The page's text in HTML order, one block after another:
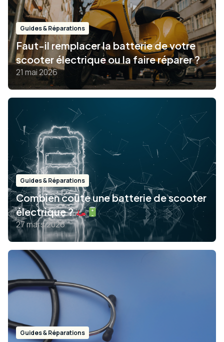
Guides & Réparations
Faut-il remplacer la batterie de votre
scooter électrique ou la faire réparer ?
21 mai 2026
Guides & Réparations
Combien coûte une batterie de scooter
électrique ?
27 mars 2026
Guides & Réparations